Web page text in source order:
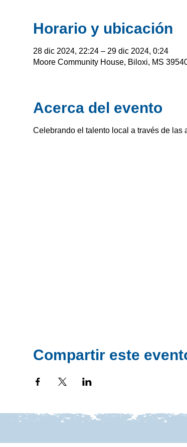
Horario y ubicación
28 dic 2024, 22:24 – 29 dic 2024, 0:24
Moore Community House, Biloxi, MS
Acerca del evento
Celebrando el talento local a través de las
Compartir este